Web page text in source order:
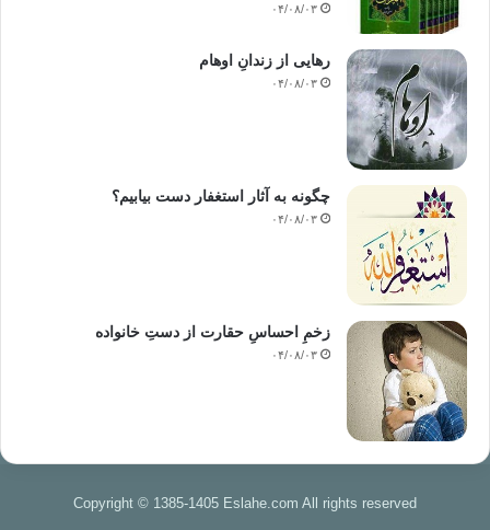
۰۴/۰۸/۰۳
رهایی از زندانِ اوهام
۰۴/۰۸/۰۳
چگونه به آثار استغفار دست بیابیم؟
۰۴/۰۸/۰۳
زخمِ احساسِ حقارت از دستِ خانواده
۰۴/۰۸/۰۳
Copyright © 1385-1405 Eslahe.com All rights reserved